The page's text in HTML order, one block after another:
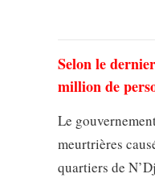
Selon le
million de
Le
meurtrières
quartiers de